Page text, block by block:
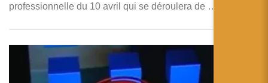
professionnelle du 10 avril qui se déroulera de …